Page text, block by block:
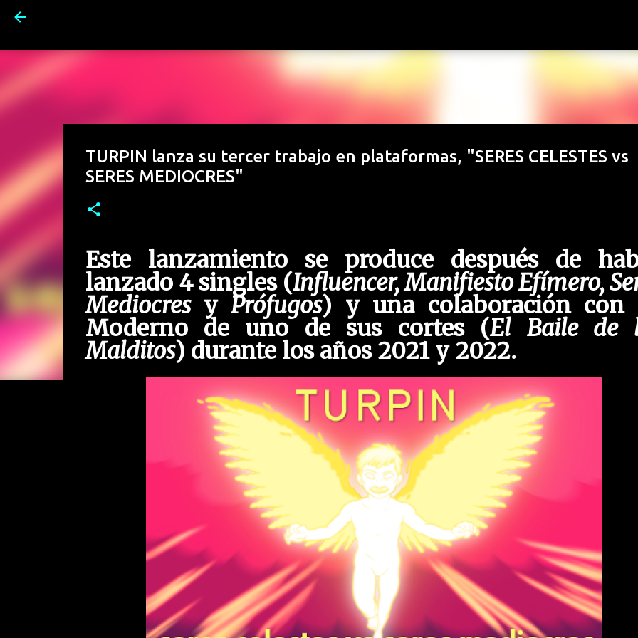
TURPIN lanza su tercer trabajo en plataformas, "SERES CELESTES vs
SERES MEDIOCRES"
Este lanzamiento se produce después de
lanzado 4 singles (Influencer, Manifiesto Efímero,
MediocresyPrófugos) y una colaboración con
Modernode uno de sus cortes (El Baile de
Malditos) durante los años 2021 y 2022.